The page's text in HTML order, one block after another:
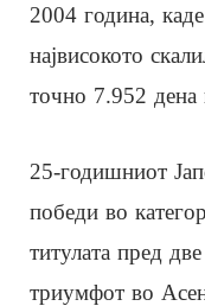
2004 година,
највисокото
точно 7.952
25-годишниот
победи во
титулата пред
триумфот во